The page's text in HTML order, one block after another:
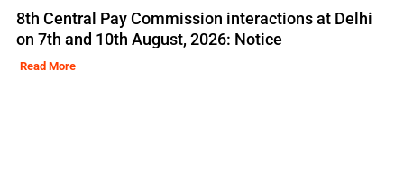
8th Central Pay Commission interactions at Delhi
on 7th and 10th August, 2026: Notice
Read More